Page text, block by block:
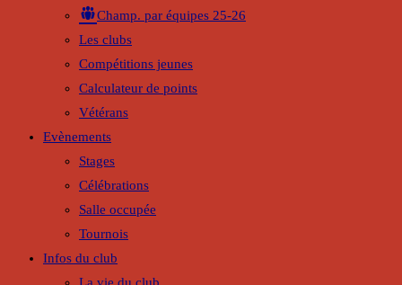
Champ. par équipes 25-26
Les clubs
Compétitions jeunes
Calculateur de points
Vétérans
Evènements
Stages
Célébrations
Salle occupée
Tournois
Infos du club